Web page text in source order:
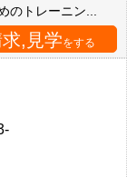
のトレーニン...
,見学をする